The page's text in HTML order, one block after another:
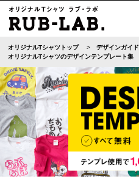
オリジナルTシャツトップ
デザインガイド
オリジナルTシャツのデザインテンプレート集